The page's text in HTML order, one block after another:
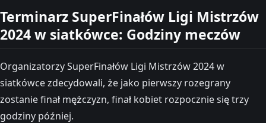
Terminarz SuperFinałów Ligi Mistrzów
2024 w siatkówce: Godziny meczów
Organizatorzy SuperFinałów Ligi Mistrzów 2024 w
siatkówce zdecydowali, że jako pierwszy rozegrany
zostanie finał mężczyzn, finał kobiet rozpocznie się trzy
godziny później.